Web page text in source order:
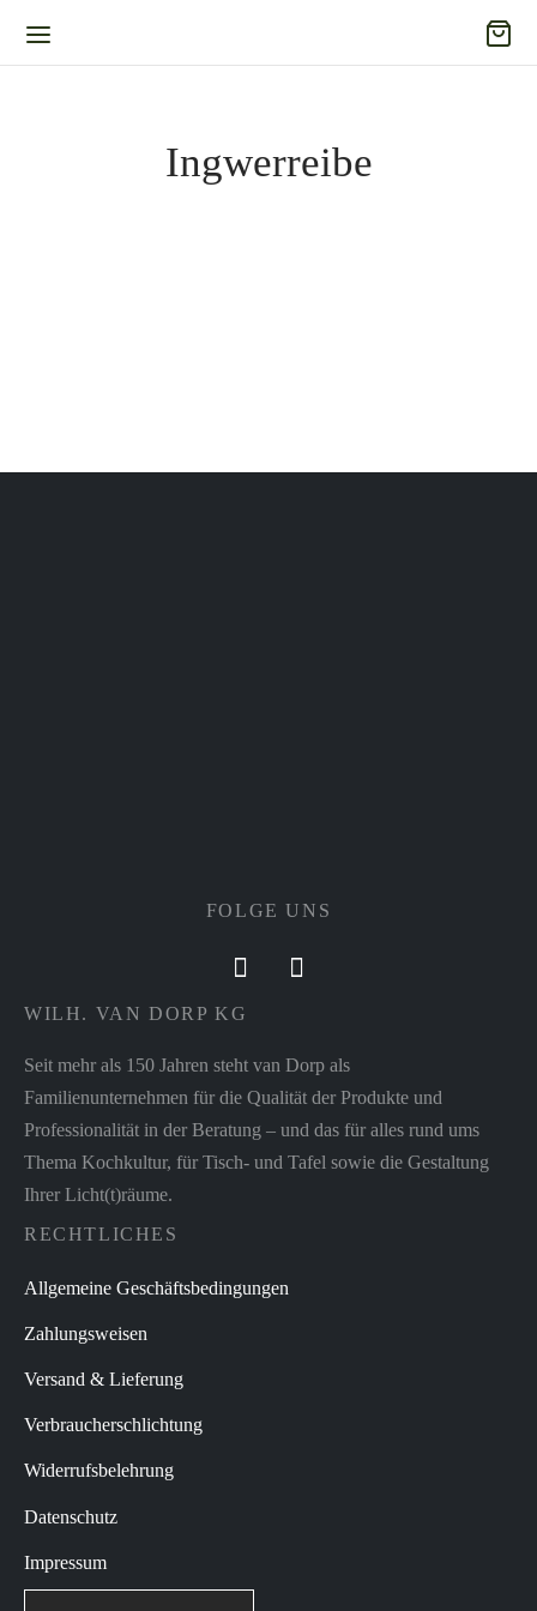
Ingwerreibe
FOLGE UNS
WILH. VAN DORP KG
Seit mehr als 150 Jahren steht van Dorp als
Familienunternehmen für die Qualität der Produkte und
Professionalität in der Beratung – und das für alles rund ums
Thema Kochkultur, für Tisch- und Tafel sowie die Gestaltung
Ihrer Licht(t)räume.
RECHTLICHES
Allgemeine Geschäftsbedingungen
Zahlungsweisen
Versand & Lieferung
Verbraucherschlichtung
Widerrufsbelehrung
Datenschutz
Impressum